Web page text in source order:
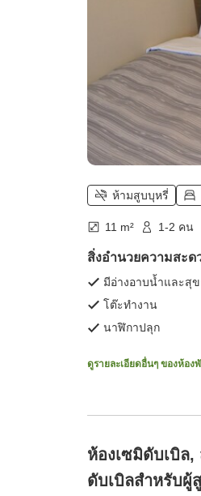
ห้ามสูบบุหรี่
11 m² 1-2 คน
สิ่งอำนวยความสะด
มีอ่างอาบน้ำและสุ
โต๊ะทำงาน
นาฬิกาปลุก
ดูรายละเอียดอื่นๆ ของห้อง
ห้องเซมิดับเบิล
ดับเบิลสำหรับผู้